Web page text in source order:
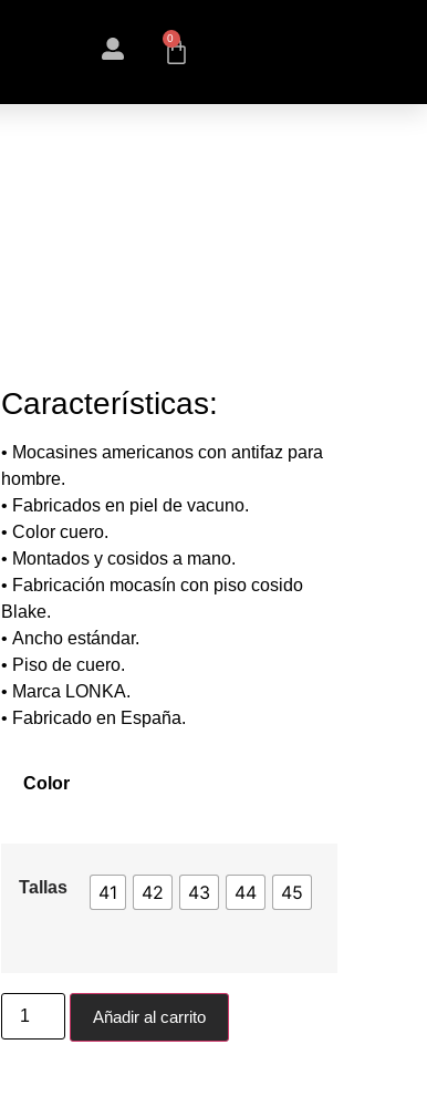
0
Características:
• Mocasines americanos con antifaz para
hombre.
• Fabricados en piel de vacuno.
• Color cuero.
• Montados y cosidos a mano.
• Fabricación mocasín con piso cosido
Blake.
• Ancho estándar.
• Piso de cuero.
• Marca LONKA.
• Fabricado en España.
Color
Tallas 41 42 43 44 45
Añadir al carrito